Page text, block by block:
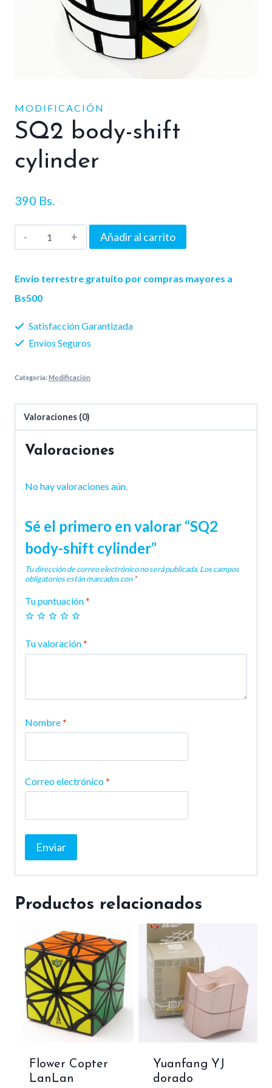
MODIFICACIÓN
SQ2 body-shift
cylinder
390 Bs.
SQ2
body-
shift
cylinder
Añadir al carrito
Envío terrestre gratuito por compras mayores a
Bs500
Satisfacción Garantizada
Envíos Seguros
Categoría:Modificación
Valoraciones (0)
Valoraciones
No hay valoraciones aún.
Sé el primero en valorar “SQ2
body-shift cylinder”
Tu dirección de correo electrónico no será publicada.Los campos
obligatorios están marcados con*
Tu puntuación*
Tu valoración*
Nombre*
Correo electrónico*
Productos relacionados
Flower Copter
LanLan
Yuanfang YJ
dorado